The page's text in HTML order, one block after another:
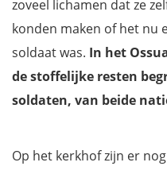
zoveel lichamen dat ze
konden maken of het nu
soldaat was. In het
de stoffelijke resten
soldaten, van beide
Op het kerkhof zijn er